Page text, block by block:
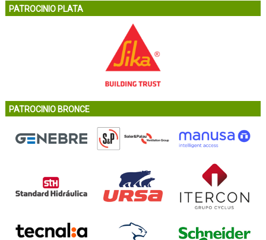
PATROCINIO PLATA
PATROCINIO BRONCE